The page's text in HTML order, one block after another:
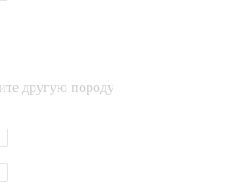
другую породу